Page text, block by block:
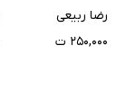
رضا ربیعی
۲۵۰,۰۰۰ ت